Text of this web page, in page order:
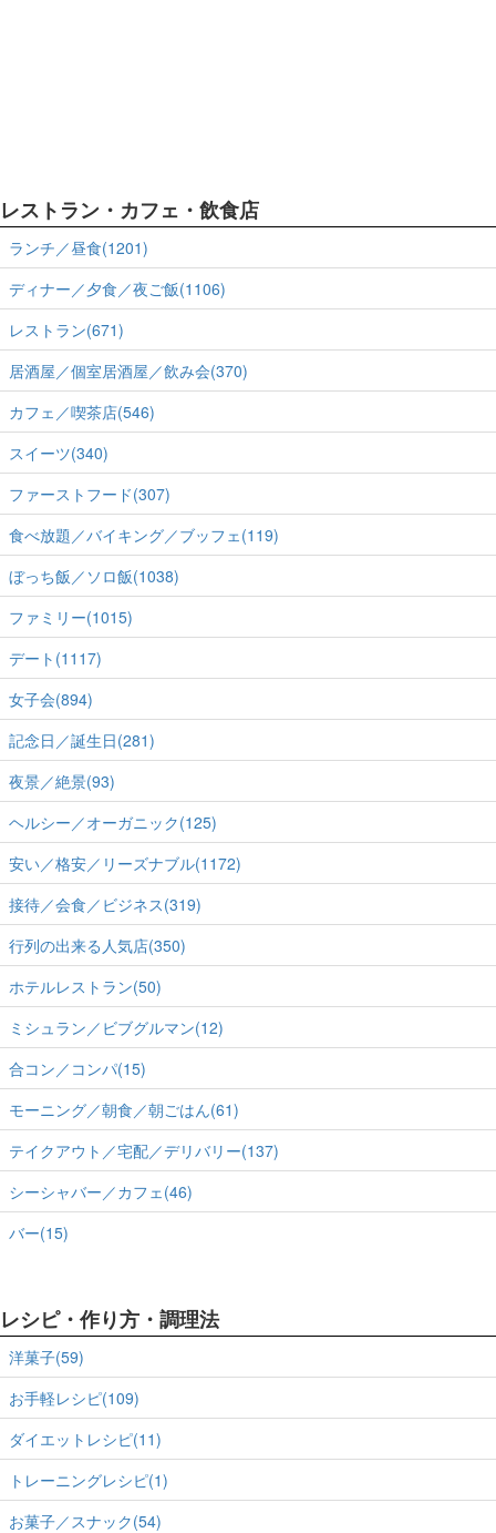
レストラン・カフェ・飲食店
ランチ／昼食(1201)
ディナー／夕食／夜ご飯(1106)
レストラン(671)
居酒屋／個室居酒屋／飲み会(370)
カフェ／喫茶店(546)
スイーツ(340)
ファーストフード(307)
食べ放題／バイキング／ブッフェ(119)
ぼっち飯／ソロ飯(1038)
ファミリー(1015)
デート(1117)
女子会(894)
記念日／誕生日(281)
夜景／絶景(93)
ヘルシー／オーガニック(125)
安い／格安／リーズナブル(1172)
接待／会食／ビジネス(319)
行列の出来る人気店(350)
ホテルレストラン(50)
ミシュラン／ビブグルマン(12)
合コン／コンパ(15)
モーニング／朝食／朝ごはん(61)
テイクアウト／宅配／デリバリー(137)
シーシャバー／カフェ(46)
バー(15)
レシピ・作り方・調理法
洋菓子(59)
お手軽レシピ(109)
ダイエットレシピ(11)
トレーニングレシピ(1)
お菓子／スナック(54)